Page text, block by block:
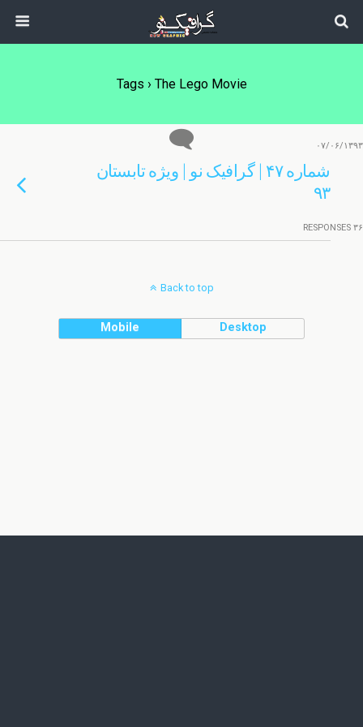
Tags › The Lego Movie
۰۷/۰۶/۱۳۹۳
شماره ۴۷ | گرافیک نو | ویژه تابستان
۹۳
۳۶ RESPONSES
Back to top
Mobile Desktop